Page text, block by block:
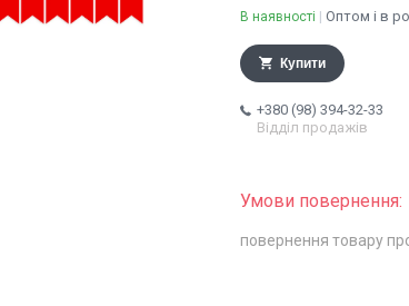
В наявності Оптом і в
Купити
+380 (98) 394-32-33
Відділ продажів
повернення товару